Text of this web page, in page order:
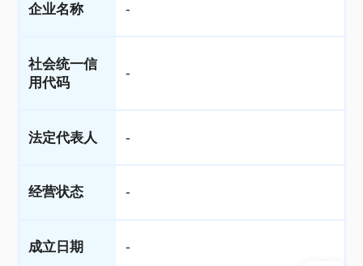
企业名称 -
社会统一信
用代码
-
法定代表人 -
经营状态 -
成立日期 -